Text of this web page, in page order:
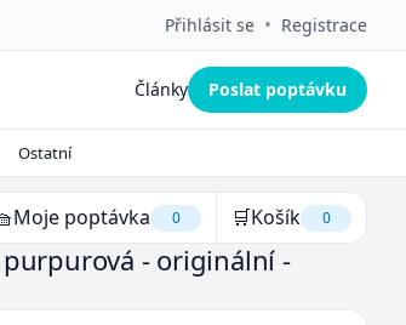
Přihlásit se • Registrace
Články Poslat poptávku
Ostatní
Moje poptávka 0 🛒Košík 0
purpurová - originální -